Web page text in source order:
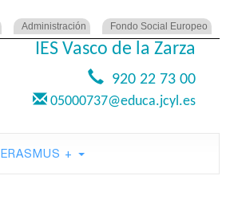
Administración Fondo Social Europeo
IES Vasco de la Zarza
920 22 73 00
05000737@educa.jcyl.es
ERASMUS +